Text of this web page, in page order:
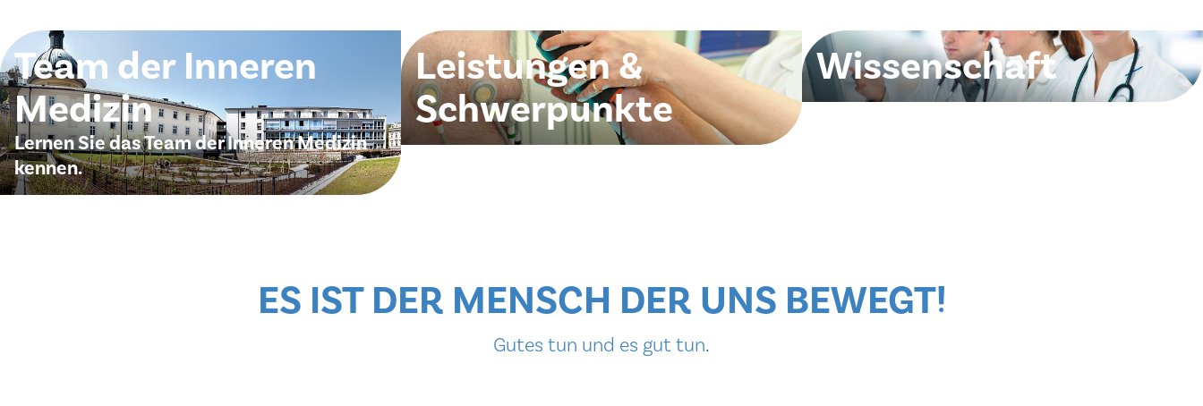
Team der Inneren
Medizin
Lernen Sie das Team der Inneren Medizin
kennen.
Lernen Sie das Team der Inneren Medizin kennen.
Leistungen &
Schwerpunkte
Wir decken das komplette Leistungsspekturm der
Wissenschaft
Unsere Abteilung beteiligt sich bei wissenschaftlichen
ES IST DER MENSCH DER UNS BEWEGT!
Gutes tun und es gut tun.